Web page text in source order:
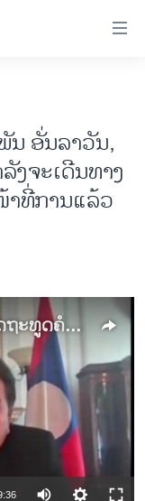
ນ ອັ່ນ​ລາ​ວັນ,
ງຈະ​​ເດີນ​ທາງ​
າທີ່ການແລ້ວ
ວີໂອເອສໍາພາດທ່ານເອກອັກຄະລັດຖະທູດຄໍາພັນ ອັ່ນລາວັນ ກ່ອນ​ທ່ານຈະກັບຄືນປະະເທດ ເພື່ອ​ຮັບ​ໜ້າ​ທີ່​ການ​ໃໝ່